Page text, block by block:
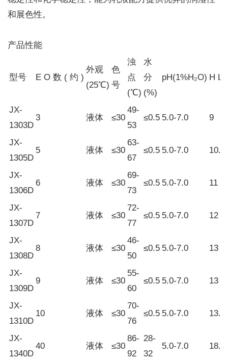
和展色性。
产品性能
型号 E O 数 ( 约 )
外观
(25℃)
色
号
浊
点
(℃)
水
分
(%)
pH(1%H₂O) H L
JX-
1303D
3 液体 ≤30
49-
53
≤0.5 5.0-7.0 9
JX-
1305D
5 液体 ≤30
63-
67
≤0.5 5.0-7.0 10.5
JX-
1306D
6 液体 ≤30
69-
73
≤0.5 5.0-7.0 11
JX-
1307D
7 液体 ≤30
72-
77
≤0.5 5.0-7.0 12
JX-
1308D
8 液体 ≤30
46-
50
≤0.5 5.0-7.0 13
JX-
1309D
9 液体 ≤30
55-
60
≤0.5 5.0-7.0 13
JX-
1310D
10 液体 ≤30
70-
76
≤0.5 5.0-7.0 13.5
JX-
1340D
40 液体 ≤30
86-
92
28-
32
5.0-7.0 18.0